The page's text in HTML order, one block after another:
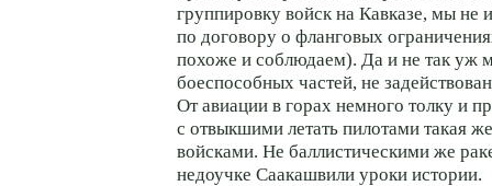
группировку войск на Кавказе, мы не
по договору о фланговых
похоже и соблюдаем). Да и не так уж
боеспособных частей, не
От авиации в горах немного толку и
с отвыкшими летать пилотами такая
войсками. Не баллистическими же
недоучке Саакашвили уроки истории.